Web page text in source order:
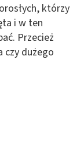
którzy
i w ten
Przecież
czy dużego